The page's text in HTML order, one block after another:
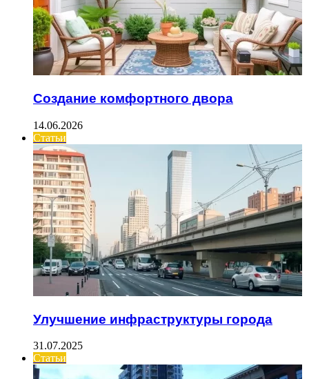
Создание комфортного двора
14.06.2026
Статьи
Улучшение инфраструктуры города
31.07.2025
Статьи